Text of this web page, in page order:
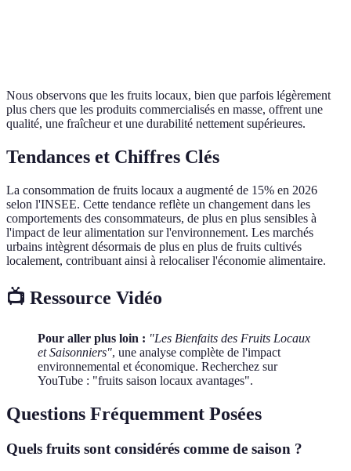
Nous observons que les fruits locaux, bien que parfois légèrement
plus chers que les produits commercialisés en masse, offrent une
qualité, une fraîcheur et une durabilité nettement supérieures.
Tendances et Chiffres Clés
La consommation de fruits locaux a augmenté de 15% en 2026
selon l'INSEE. Cette tendance reflète un changement dans les
comportements des consommateurs, de plus en plus sensibles à
l'impact de leur alimentation sur l'environnement. Les marchés
urbains intègrent désormais de plus en plus de fruits cultivés
localement, contribuant ainsi à relocaliser l'économie alimentaire.
📺 Ressource Vidéo
Pour aller plus loin : "Les Bienfaits des Fruits Locaux
et Saisonniers", une analyse complète de l'impact
environnemental et économique. Recherchez sur
YouTube : "fruits saison locaux avantages".
Questions Fréquemment Posées
Quels fruits sont considérés comme de saison ?